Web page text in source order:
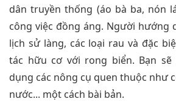
dân truyền thống (áo bà ba, nón
công việc đồng áng. Người hướng
lịch sử làng, các loại rau và đặc
tác hữu cơ với rong biển. Bạn
dụng các nông cụ quen thuộc như
nước... một cách bài bản.